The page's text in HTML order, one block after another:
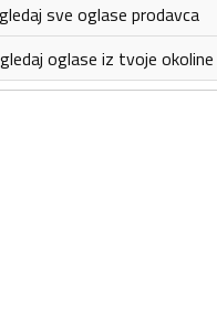
sve oglase prodavca
oglase iz tvoje okoline